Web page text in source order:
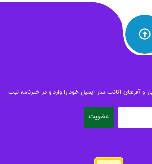
و آفرهای اکانت ساز ایمیل خود را وارد و در خبرنامه ثبت